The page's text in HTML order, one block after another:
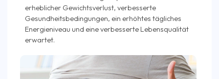
erheblicher Gewichtsverlust, verbesserte
Gesundheitsbedingungen, ein erhöhtes tägliches
Energieniveau und eine verbesserte Lebensqualität
erwartet.